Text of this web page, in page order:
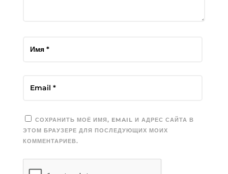
СОХРАНИТЬ МОЁ ИМЯ, EMAIL И АДРЕС САЙТА В
ЭТОМ БРАУЗЕРЕ ДЛЯ ПОСЛЕДУЮЩИХ МОИХ
КОММЕНТАРИЕВ.